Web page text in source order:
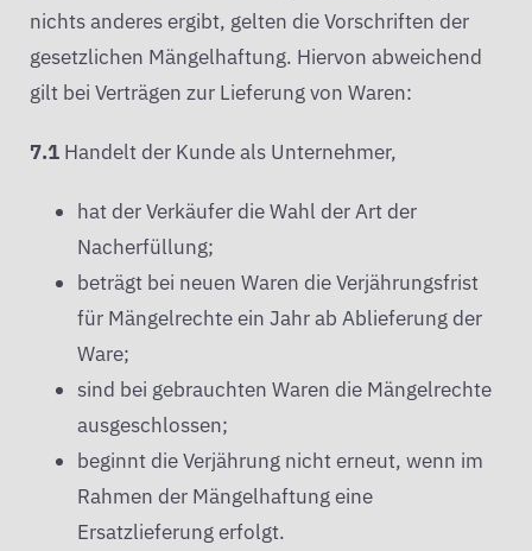
nichts anderes ergibt, gelten die Vorschriften der
gesetzlichen Mängelhaftung. Hiervon abweichend
gilt bei Verträgen zur Lieferung von Waren:
7.1 Handelt der Kunde als Unternehmer,
hat der Verkäufer die Wahl der Art der
Nacherfüllung;
beträgt bei neuen Waren die Verjährungsfrist
für Mängelrechte ein Jahr ab Ablieferung der
Ware;
sind bei gebrauchten Waren die Mängelrechte
ausgeschlossen;
beginnt die Verjährung nicht erneut, wenn im
Rahmen der Mängelhaftung eine
Ersatzlieferung erfolgt.